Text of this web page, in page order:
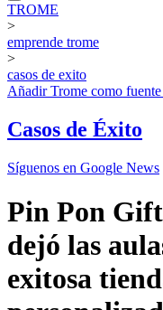
TROME
>
emprende trome
>
casos de exito
AñadirTrome como
Casos de Éxito
Síguenos en Google News
Pin Pon
dejó las
exitosa